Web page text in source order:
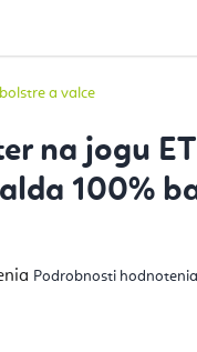
a valce
na jogu
100%
Podrobnosti hodnotenia